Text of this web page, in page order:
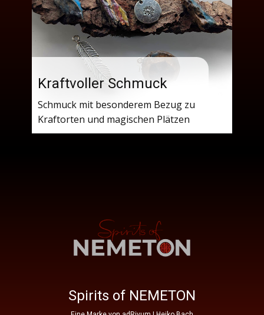
Kraftvoller Schmuck
Schmuck mit besonderem Bezug zu
Kraftorten und magischen Plätzen
Spirits of NEMETON